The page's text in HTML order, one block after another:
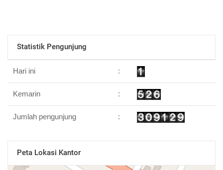
Statistik Pengunjung
Hari ini :
Kemarin :
Jumlah pengunjung :
Peta Lokasi Kantor